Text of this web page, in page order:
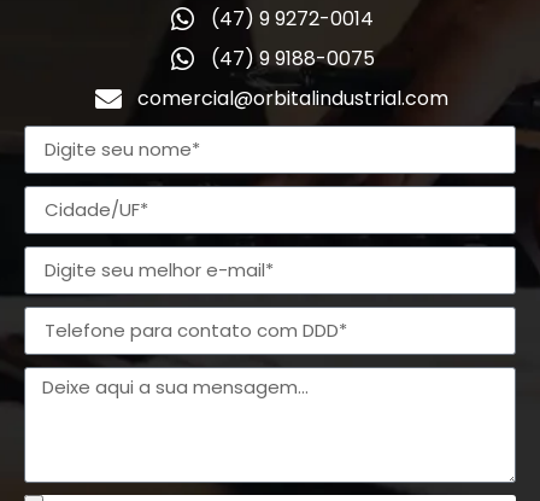
(47) 9 9272-0014
(47) 9 9188-0075
comercial@orbitalindustrial.com